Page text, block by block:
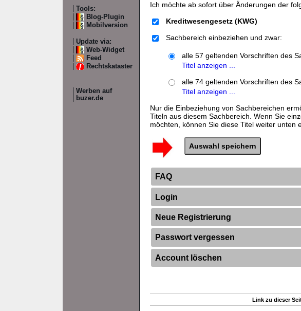
Tools:
Blog-Plugin
Mobilversion
Update via:
Web-Widget
Feed
Rechtskataster
Werben auf
buzer.de
Ich möchte ab sofort über Änderungen der
Kreditwesengesetz (KWG)
Sachbereich einbeziehen und zwar:
alle 57 geltenden Vorschriften des
Titel anzeigen ...
alle 74 geltenden Vorschriften des
Titel anzeigen ...
Nur die Einbeziehung von Sachbereichen
Titeln aus diesem Sachbereich. Wenn Sie
möchten, können Sie diese Titel weiter unten
FAQ
Login
Neue Registrierung
Passwort vergessen
Account löschen
Link zu dieser